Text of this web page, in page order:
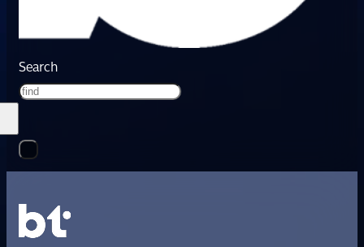
Search